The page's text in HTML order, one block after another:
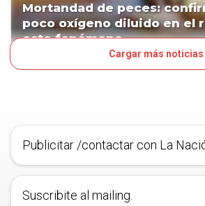
Mortandad de peces:
poco oxígeno diluido en el
este fenómeno
Cargar más noticias
Publicitar /contactar con La
Suscribite al mailing.